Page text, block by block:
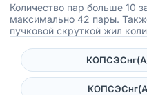
Количество пар больше 10
максимально 42 пары.
пучковой скруткой жил